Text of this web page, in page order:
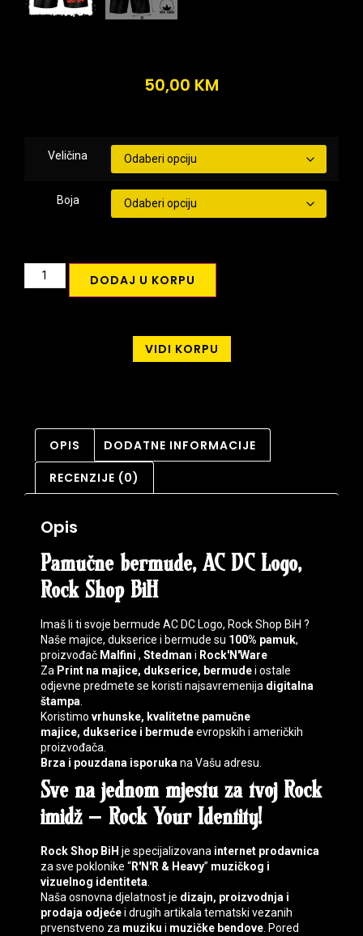
50,00 KM
Veličina
Boja
DODAJ U KORPU
VIDI KORPU
OPIS DODATNE INFORMACIJE
RECENZIJE (0)
Opis
Pamučne bermude, AC DC Logo,
Rock Shop BiH
Imaš li ti svoje bermude AC DC Logo, Rock Shop BiH ?
Naše majice, dukserice i bermude su 100% pamuk,
proizvođač Malfini , Stedman i Rock'N'Ware
Za Print na majice, dukserice, bermudei ostale
odjevne predmete se koristi najsavremenija digitalna
štampa
Koristimo vrhunske, kvalitetne pamučne
majice, dukserice i bermudeevropskih i američkih
proizvođača.
Brza i pouzdana isporuka na Vašu adresu.
Sve na jednom mjestu za tvoj Rock
imidž– Rock Your Identity!
Rock Shop BiH je specijalizovana internet prodavnica
za sve poklonike “R'N'R & Heavy” muzičkog i
vizuelnog identiteta
Naša osnovna djelatnost je dizajn, proizvodnja i
prodaja odjećei drugih artikala tematski vezanih
prvenstveno za muziku i muzičke bendove . Pored